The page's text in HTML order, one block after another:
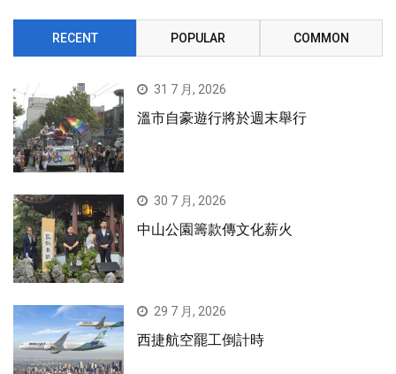
RECENT POPULAR COMMON
31 7 月, 2026
溫市自豪遊行將於週末舉行
30 7 月, 2026
中山公園籌款傳文化薪火
29 7 月, 2026
西捷航空罷工倒計時